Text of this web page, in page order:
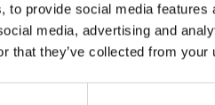
to provide social media
media, advertising and
that they’ve collected from